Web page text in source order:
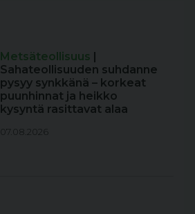
Metsäteollisuus |
Sahateollisuuden suhdanne
pysyy synkkänä – korkeat
puunhinnat ja heikko
kysyntä rasittavat alaa
07.08.2026